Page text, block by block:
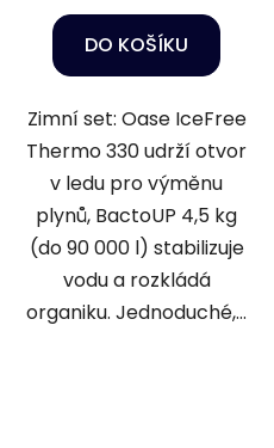
DO KOŠÍKU
Zimní set: Oase IceFree
Thermo 330 udrží otvor
v ledu pro výměnu
plynů, BactoUP 4,5 kg
(do 90 000 l) stabilizuje
vodu a rozkládá
organiku. Jednoduché,...